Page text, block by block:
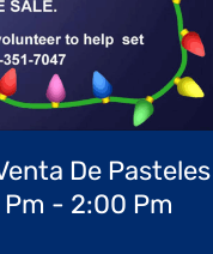
De Pasteles
Pm - 2:00 Pm